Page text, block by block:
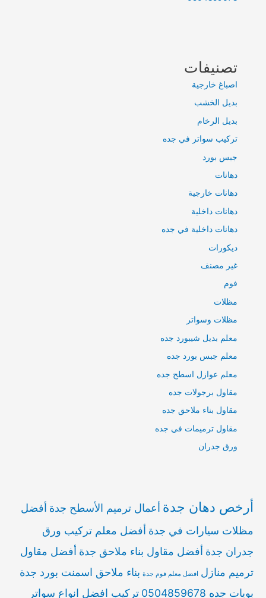
تصنيفات
اصباغ خارجية
بديل الخشب
بديل الرخام
تركيب سواتر في جده
جبس بورد
دهانات
دهانات خارجية
دهانات داخلية
دهانات داخلية في جده
ديكورات
غير مصنف
فوم
مظلات
مظلات وسواتر
معلم بديل شيبورد جده
معلم جبس بورد جده
معلم عوازل اسطح جده
مقاول برجولات جده
مقاول بناء ملاحق جده
مقاول ترميمات في جده
ورق جدران
أرخص دهان جدة أعمال ترميم الأسطح جدة أفضل
مظلات سيارات في جدة أفضل معلم تركيب ورق
جدران جدة أفضل مقاول بناء ملاحق جدة أفضل مقاول
ترميم منازل افضل معلم فوم جدة بناء ملاحق اسمنت بورد جدة
بويات جده 0504859678
تركيب افضل انواع سواتر